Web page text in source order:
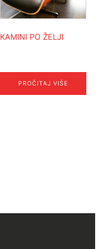
KAMINI PO ŽELJI
PROČITAJ VIŠE